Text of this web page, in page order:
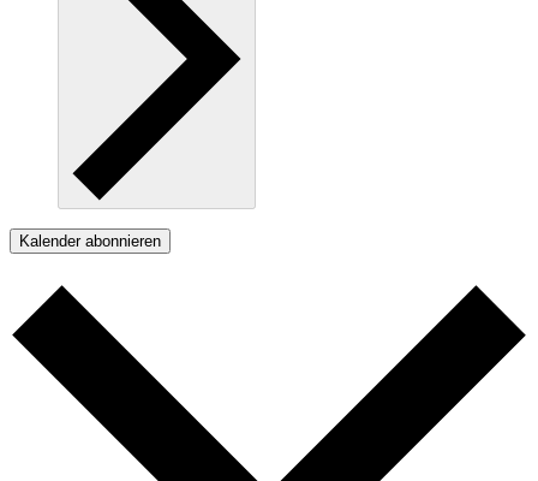
Kalender abonnieren